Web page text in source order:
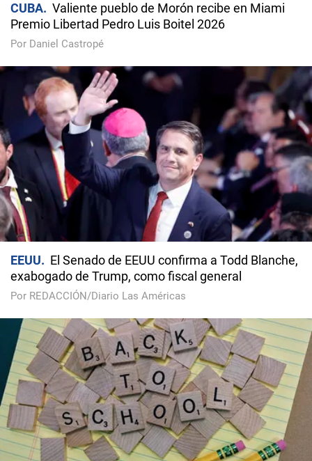
CUBA
Valiente pueblo de Morón recibe en Miami
Premio Libertad Pedro Luis Boitel 2026
Por Daniel Castropé
EEUU
El Senado de EEUU confirma a Todd Blanche,
exabogado de Trump, como fiscal general
Por REDACCIÓN/Diario Las Américas